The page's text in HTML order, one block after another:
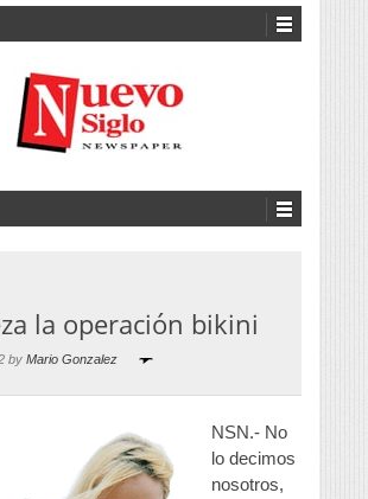
la operación bikini
by Mario Gonzalez
NSN.- No
lo decimos
nosotros,